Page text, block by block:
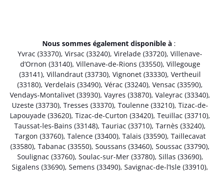
Nous sommes également disponible à :
Yvrac (33370), Virsac (33240), Virelade (33720), Villenave-
d’Ornon (33140), Villenave-de-Rions (33550), Villegouge
(33141), Villandraut (33730), Vignonet (33330), Vertheuil
(33180), Verdelais (33490), Vérac (33240), Vensac (33590),
Vendays-Montalivet (33930), Vayres (33870), Valeyrac (33340),
Uzeste (33730), Tresses (33370), Toulenne (33210), Tizac-de-
Lapouyade (33620), Tizac-de-Curton (33420), Teuillac (33710),
Taussat-les-Bains (33148), Tauriac (33710), Tarnès (33240),
Targon (33760), Talence (33400), Talais (33590), Taillecavat
(33580), Tabanac (33550), Soussans (33460), Soussac (33790),
Soulignac (33760), Soulac-sur-Mer (33780), Sillas (33690),
Sigalens (33690), Semens (33490), Savignac-de-l’Isle (33910),